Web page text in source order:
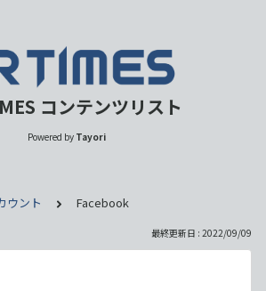
コンテンツリスト
Powered by Tayori
ウント Facebook
最終更新日 : 2022/09/09